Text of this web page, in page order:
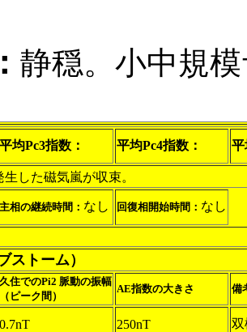
静穏。小中規
平均Pc3指数： 平均Pc4指数： 平
生した磁気嵐が収束。
主相の継続時間： なし 回復相開始時間： なし
ストーム）
久住でのPi2 脈動の振幅
（ピーク間）
AE指数の大きさ 備
0.7nT 250nT 双